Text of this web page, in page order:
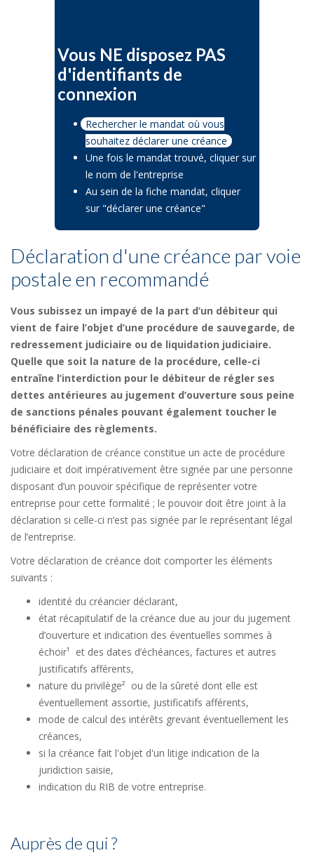
Vous NE disposez PAS
d'identifiants de
connexion
Rechercher le mandat où vous
souhaitez déclarer une créance
Une fois le mandat trouvé, cliquer sur
le nom de l'entreprise
Au sein de la fiche mandat, cliquer
sur "déclarer une créance"
Déclaration d'une créance par voie
postale en recommandé
Vous subissez un impayé de la part d’un débiteur qui
vient de faire l’objet d’une procédure de sauvegarde, de
redressement judiciaire ou de liquidation judiciaire.
Quelle que soit la nature de la procédure, celle-ci
entraîne l’interdiction pour le débiteur de régler ses
dettes antérieures au jugement d’ouverture sous peine
de sanctions pénales pouvant également toucher le
bénéficiaire des règlements.
Votre déclaration de créance constitue un acte de procédure
judiciaire et doit impérativement être signée par une personne
disposant d’un pouvoir spécifique de représenter votre
entreprise pour cette formalité ; le pouvoir doit être joint à la
déclaration si celle-ci n’est pas signée par le représentant légal
de l’entreprise.
Votre déclaration de créance doit comporter les éléments
suivants :
identité du créancier déclarant,
état récapitulatif de la créance due au jour du jugement
d’ouverture et indication des éventuelles sommes à
échoir¹ et des dates d’échéances, factures et autres
justificatifs afférents,
nature du privilège² ou de la sûreté dont elle est
éventuellement assortie, justificatifs afférents,
mode de calcul des intérêts grevant éventuellement les
créances,
si la créance fait l'objet d'un litige indication de la
juridiction saisie,
indication du RIB de votre entreprise.
Auprès de qui ?